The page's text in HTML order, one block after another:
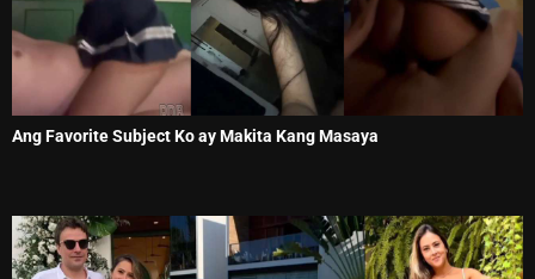
Ang Favorite Subject Ko ay Makita Kang Masaya